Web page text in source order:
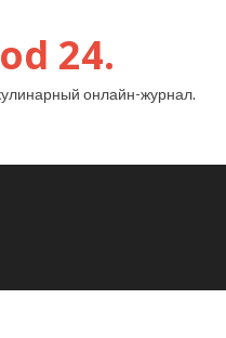
24.
онлайн-журнал.